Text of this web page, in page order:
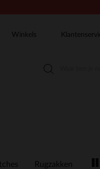
Winkels
Rugzakken